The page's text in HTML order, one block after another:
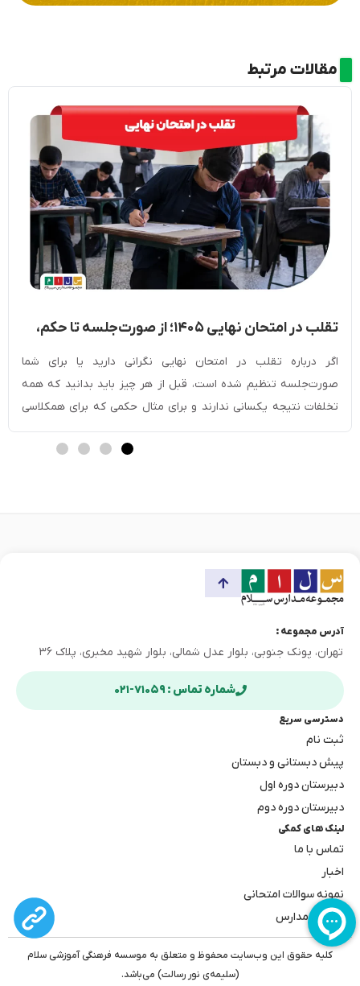
مقالات مرتبط
تقلب در امتحان نهایی ۱۴۰۵؛ از صورت‌جلسه تا حکم،
مجازات و دفاعیه
اگر درباره تقلب در امتحان نهایی نگرانی دارید یا برای شما
صورت‌جلسه تنظیم شده است، قبل از هر چیز باید بدانید که همه
تخلفات نتیجه یکسانی ندارند و برای مثال حکمی که برای همکلاسی
دیگرتان داده شده، ممکن است با حکم شما متفاوت باشد. نوع رفتار،
شواهد موجود، نظر مراقبان و رای مرجع رسیدگی همگی […]
آدرس مجموعه :
تهران، پونک جنوبی، بلوار عدل شمالی، بلوار شهید مخبری، پلاک ۳۶
شماره تماس : ۷۱۰۵۹-۰۲۱
دسترسی سریع
ثبت نام
پیش دبستانی و دبستان
دبیرستان دوره اول
دبیرستان دوره دوم
لینک های کمکی
تماس با ما
اخبار
نمونه سوالات امتحانی
بهترین مدارس
کلیه حقوق این وب‌سایت محفوظ و متعلق به موسسه فرهنگی آموزشی سلام
(سلیمه‌ی نور رسالت) می‌باشد.